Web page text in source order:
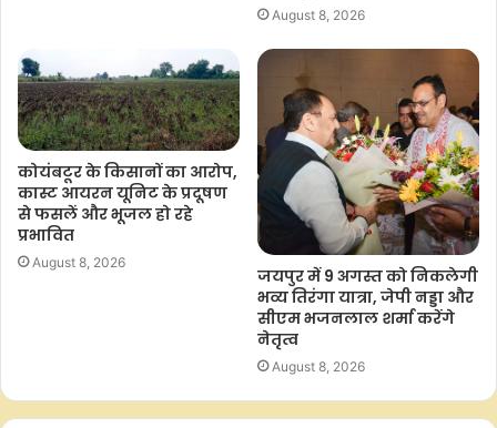
August 8, 2026
कोयंबटूर के किसानों का आरोप,
कास्ट आयरन यूनिट के प्रदूषण
से फसलें और भूजल हो रहे
प्रभावित
August 8, 2026
जयपुर में 9 अगस्त को निकलेगी
भव्य तिरंगा यात्रा, जेपी नड्डा और
सीएम भजनलाल शर्मा करेंगे
नेतृत्व
August 8, 2026